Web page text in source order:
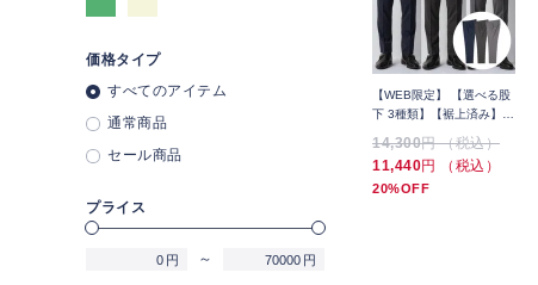
スマート ビジカジ パンツ
単品 接触冷感 組織無地 裾
円 （税込）
【WEB限定】スマート ビ
【WEB限定】 【選べる股
下 3種類】【裾上済み】洗
ラックス 3本セット 夏
14,300円 （税込）
11,440円 （税込）
20%OFF
価格タイプ
すべてのアイテム
通常商品
セール商品
プライス
円 ～ 円